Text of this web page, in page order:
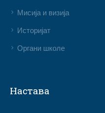
Мисија и визија
Историјат
Органи школе
Настава